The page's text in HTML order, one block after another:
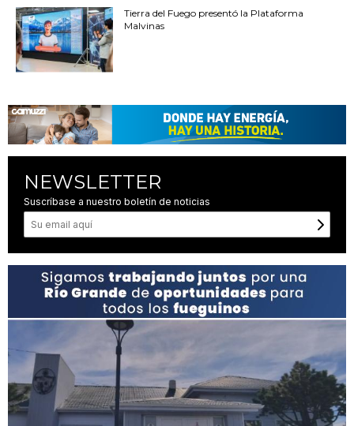
Tierra del Fuego presentó la Plataforma
Malvinas
NEWSLETTER
Suscríbase a nuestro boletín de noticias